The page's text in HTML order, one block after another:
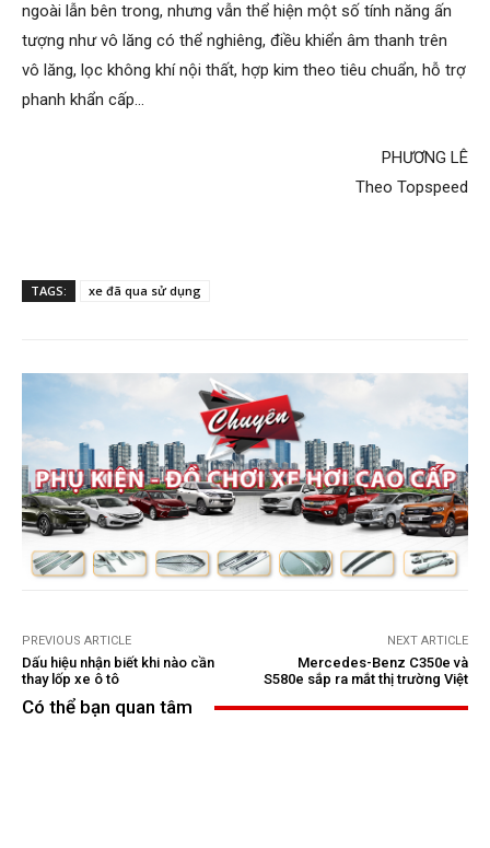
ngoài lẫn bên trong, nhưng vẫn thể hiện một số tính năng ấn
tượng như vô lăng có thể nghiêng, điều khiển âm thanh trên
vô lăng, lọc không khí nội thất, hợp kim theo tiêu chuẩn, hỗ trợ
phanh khẩn cấp…
PHƯƠNG LÊ
Theo Topspeed
TAGS: xe đã qua sử dụng
PREVIOUS ARTICLE
Dấu hiệu nhận biết khi nào cần
thay lốp xe ô tô
NEXT ARTICLE
Mercedes-Benz C350e và
S580e sắp ra mắt thị trường Việt
Có thể bạn quan tâm